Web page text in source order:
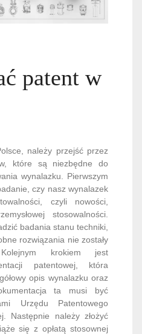
patent w
należy przejść przez
które są niezbędne do
wynalazku. Pierwszym
czy nasz wynalazek
czyli nowości,
stosowalności.
badania stanu techniki,
rozwiązania nie zostały
krokiem jest
patentowej, która
opis wynalazku oraz
ta musi być
Urzędu Patentowego
Następnie należy złożyć
się z opłatą stosownej